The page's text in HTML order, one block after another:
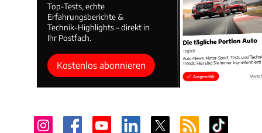
Top-Tests, echte
Erfahrungsberichte &
Technik-Highlights – direkt in
Ihr Postfach.
Kostenlos abonnieren